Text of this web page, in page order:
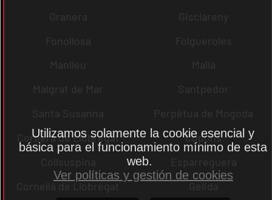
Granera
Gisclareny
Fonollosa
Folgueroles
Manlleu
Malla
Malgrat de Mar
Santpedor
Santa Susanna
Perpètua de Mogoda
Corbera de Llobregat
Copons
Collsuspina
Esparreguera
Cornellà de Llobregat
Gelida
Utilizamos solamente la cookie esencial y
básica para el funcionamiento mínimo de esta
web.
Ver políticas y gestión de cookies